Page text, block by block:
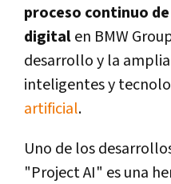
proceso continuo
digitalen BMW
desarrollo y la
inteligentes y
artificial.
Uno de los
"Project AI" es una